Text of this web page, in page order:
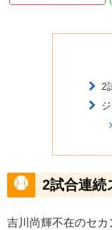
2
2試合連続
吉川尚輝不在のセ